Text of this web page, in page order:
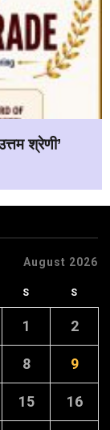
श्रेणी’
August 2026
S S
1 2
8 9
15 16